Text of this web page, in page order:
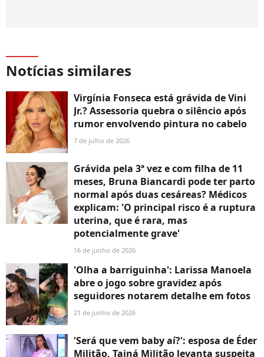
Notícias similares
Virgínia Fonseca está grávida de Vini
Jr.? Assessoria quebra o silêncio após
rumor envolvendo pintura no cabelo
7 de julho de 2026
Grávida pela 3ª vez e com filha de 11
meses, Bruna Biancardi pode ter parto
normal após duas cesáreas? Médicos
explicam: 'O principal risco é a ruptura
uterina, que é rara, mas
potencialmente grave'
16 de junho de 2026
'Olha a barriguinha': Larissa Manoela
abre o jogo sobre gravidez após
seguidores notarem detalhe em fotos
21 de junho de 2026
'Será que vem baby aí?': esposa de Éder
Militão, Tainá Militão levanta suspeita